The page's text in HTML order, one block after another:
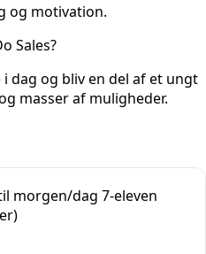
og motivation.
Sales?
dag og bliv en del af et ungt
masser af muligheder.